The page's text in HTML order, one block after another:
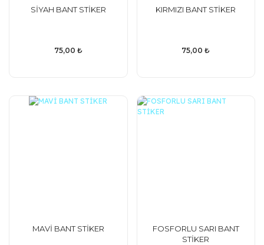
SİYAH BANT STİKER
75,00 ₺
KIRMIZI BANT STİKER
75,00 ₺
MAVİ BANT STİKER
FOSFORLU SARI BANT
STİKER